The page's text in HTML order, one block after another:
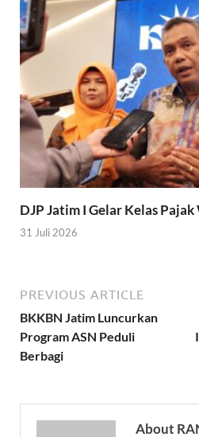
DJP Jatim I Gelar Kelas
31 Juli 2026
PREVIOUS ARTICLE
BKKBN Jatim Luncurkan
Program ASN Peduli
Berbagi
About